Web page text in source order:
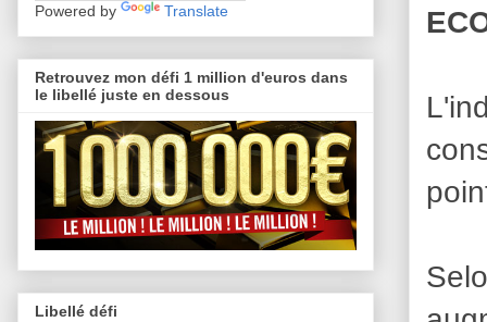
Powered by Translate
Retrouvez mon défi 1 million d'euros dans
le libellé juste en dessous
Libellé défi